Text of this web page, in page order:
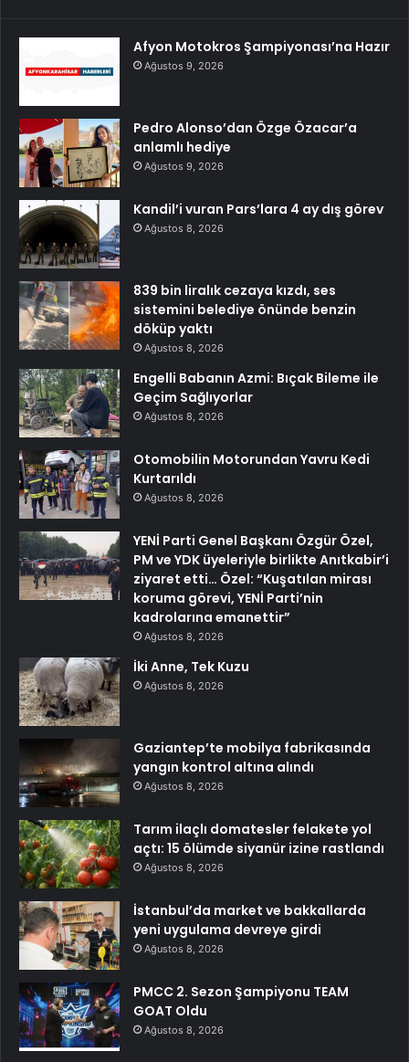
Afyon Motokros Şampiyonası’na Hazır
Ağustos 9, 2026
Pedro Alonso’dan Özge Özacar’a
anlamlı hediye
Ağustos 9, 2026
Kandil’i vuran Pars’lara 4 ay dış görev
Ağustos 8, 2026
839 bin liralık cezaya kızdı, ses
sistemini belediye önünde benzin
döküp yaktı
Ağustos 8, 2026
Engelli Babanın Azmi: Bıçak Bileme ile
Geçim Sağlıyorlar
Ağustos 8, 2026
Otomobilin Motorundan Yavru Kedi
Kurtarıldı
Ağustos 8, 2026
YENİ Parti Genel Başkanı Özgür Özel,
PM ve YDK üyeleriyle birlikte Anıtkabir’i
ziyaret etti… Özel: “Kuşatılan mirası
koruma görevi, YENİ Parti’nin
kadrolarına emanettir”
Ağustos 8, 2026
İki Anne, Tek Kuzu
Ağustos 8, 2026
Gaziantep’te mobilya fabrikasında
yangın kontrol altına alındı
Ağustos 8, 2026
Tarım ilaçlı domatesler felakete yol
açtı: 15 ölümde siyanür izine rastlandı
Ağustos 8, 2026
İstanbul’da market ve bakkallarda
yeni uygulama devreye girdi
Ağustos 8, 2026
PMCC 2. Sezon Şampiyonu TEAM
GOAT Oldu
Ağustos 8, 2026